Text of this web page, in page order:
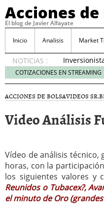
Acciones de
El blog de Javier Alfayate
Inicio Analisis Market
NOTICIAS :
VIP en
México
creciente
por SIFX
Qué es una
noviembre
Entendiendo
Dividend
noviembre 12,
Descubre
COTIZACIONES EN STREAMING
ACCIONES DE BOLSAVIDEOS
Video Análisis
Vídeo de análisis técnico,
horas, con la
los siguientes valores y
Reunidos o Tubacex?,
el minuto de Oro (grandes